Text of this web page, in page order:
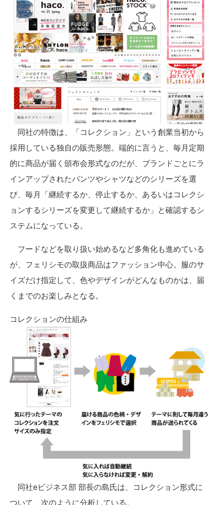
同社の特徴は、「コレクション」という創業当初から
採用している独自の販売形態。端的に言うと、毎月定期
的に商品が届く頒布会形式なのだが、ブランドごとにラ
インアップされたパンツやシャツなどのシリーズを選
び、毎月「継続するか、停止するか、あるいはコレクシ
ョンするシリーズを変更して継続するか」と確認するシ
ステムになっている。
フードなどを取り扱い始めるなど多角化も進めている
が、フェリシモの取扱商品はファッション中心。服のサ
イズだけ指定して、色やデザインがどんなものかは、届
くまでのお楽しみとなる。
コレクションの仕組み
同社eビジネス部 部長の島氏は、コレクション形式に
ついて、次のように分析している。